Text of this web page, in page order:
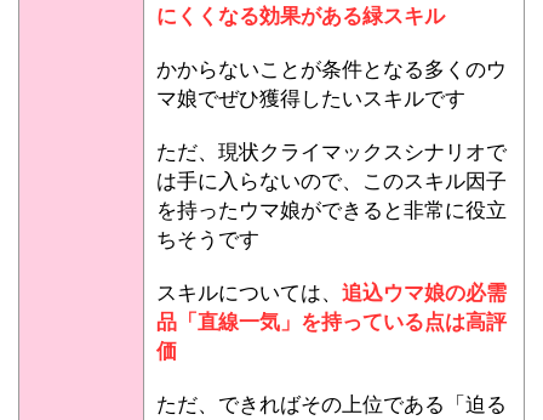
にくくなる効果がある緑スキル
かからないことが条件となる多くのウ
マ娘でぜひ獲得したいスキルです
ただ、現状クライマックスシナリオで
は手に入らないので、このスキル因子
を持ったウマ娘ができると非常に役立
ちそうです
スキルについては、 追込ウマ娘の必需
品「直線一気」を持っている点は高評
価
ただ、できればその上位である「迫る